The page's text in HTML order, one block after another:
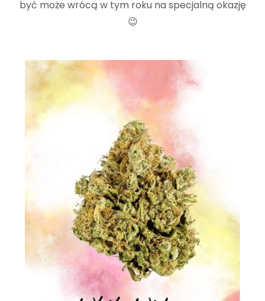
być może wrócą w tym roku na specjalną okazję
😉